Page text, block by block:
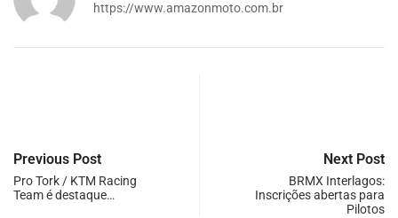
https://www.amazonmoto.com.br
Previous Post
Pro Tork / KTM Racing
Team é destaque…
Next Post
BRMX Interlagos:
Inscrições abertas para
Pilotos